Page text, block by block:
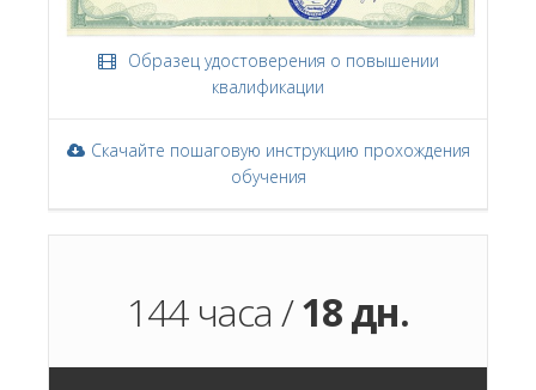
Образец удостоверения о повышении
квалификации
Скачайте пошаговую инструкцию прохождения
обучения
144 часа /18 дн.